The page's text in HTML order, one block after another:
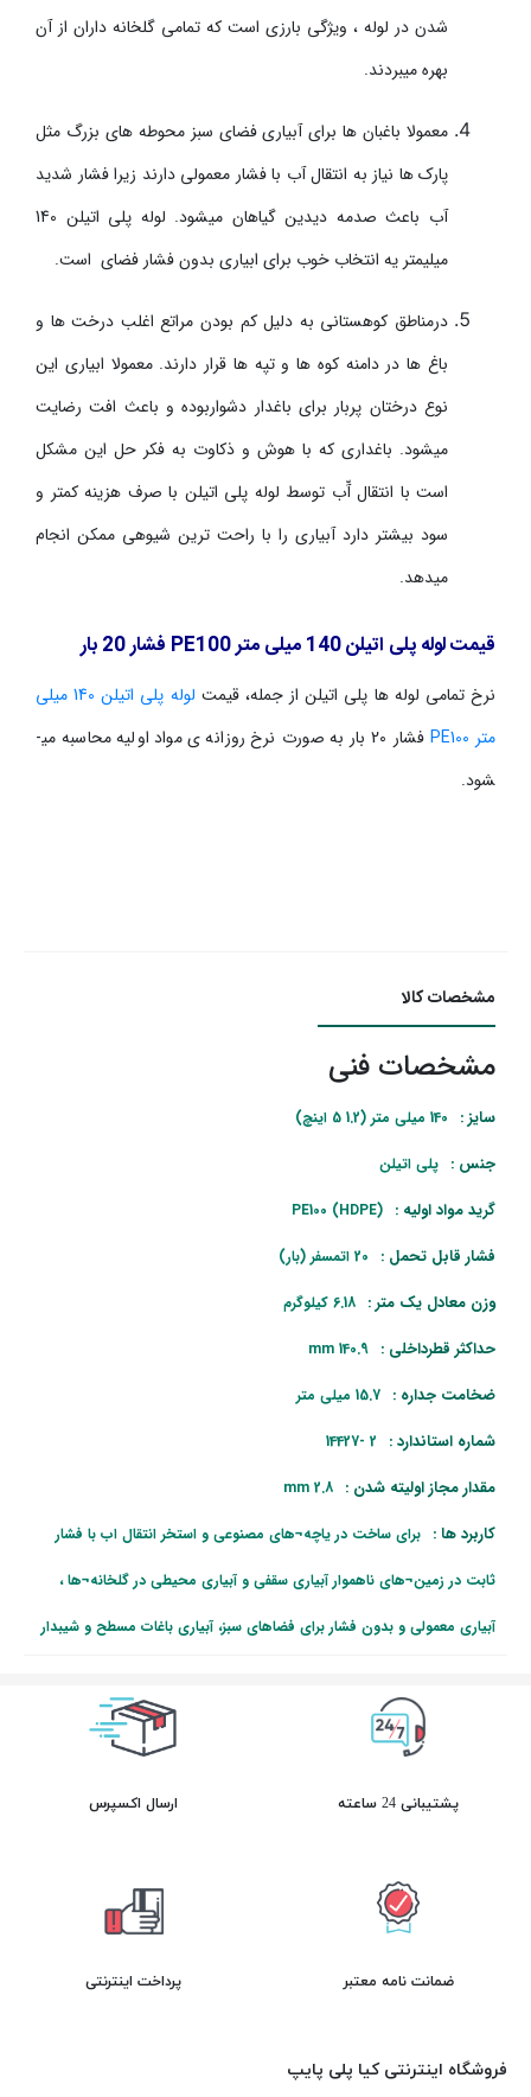
شدن در لوله ، ویژگی بارزی است که تمامی گلخانه داران از آن
بهره می­بردند.
معمولا باغبان ها برای آبیاری فضای سبز محوطه های بزرگ مثل
پارک ها نیاز به انتقال آب با فشار معمولی دارند زیرا فشار شدید
آب باعث صدمه دیدین گیاهان می­شود. لوله پلی اتیلن 140
میلیمتر یه انتخاب خوب برای ابیاری بدون فشار فضای است.
درمناطق کوهستانی به دلیل کم بودن مراتع اغلب درخت ها و
باغ ها در دامنه کوه ها و تپه ها قرار دارند. معمولا ابیاری این
نوع درختان پربار برای باغدار دشواربوده و باعث افت رضایت
میشود. باغداری که با هوش و ذکاوت به فکر حل این مشکل
است با انتقال آّب توسط لوله پلی اتیلن با صرف هزینه کمتر و
سود بیشتر دارد آبیاری را با راحت­ ترین شیوه­ی ممکن انجام
می­دهد.
قیمت لوله پلی اتیلن 140 میلی متر PE100 فشار 20 بار
نرخ تمامی لوله ها پلی اتیلن از جمله، قیمت
لوله پلی اتیلن 140 میلی
متر PE100
فشار 20 بار به صورت نرخ روزانه ی مواد اولیه محاسبه می­
شود.
مشخصات کالا
مشخصات فنی
سایز : 140 میلی متر (1.2 5 اینچ)
جنس : پلی اتیلن
گرید مواد اولیه : PE100 (HDPE)
فشار قابل تحمل : 20 اتمسفر (بار)
وزن معادل یک متر : 6.18 کیلوگرم
حداکثر قطرداخلی : 140.9 mm
ضخامت جداره : 15.7 میلی متر
شماره استاندارد : 2 -14427
مقدار مجاز اولیته شدن : 2.8 mm
کاربرد ها : برای ساخت در یاچه¬های مصنوعی و استخر انتقال اب با فشار
ثابت در زمین¬های ناهموار آبیاری سقفی و آبیاری محیطی در گلخانه¬ها ،
آبیاری معمولی و بدون فشار برای فضاهای سبز، آبیاری باغات مسطح و شیبدار
پشتیبانی 24 ساعته ارسال اکسپرس
ضمانت نامه معتبر پرداخت اینترنتی
فروشگاه اینترنتی کیا پلی پایپ